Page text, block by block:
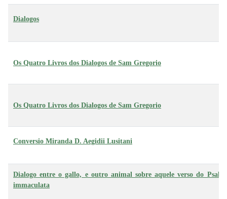
Dialogos
Os Quatro Livros dos Dialogos de Sam Gregorio
Os Quatro Livros dos Dialogos de Sam Gregorio
Conversio Miranda D. Aegidii Lusitani
Dialogo entre o gallo, e outro animal sobre aquele verso do
immaculata